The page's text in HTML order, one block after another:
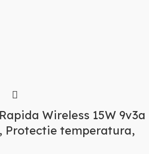
Wireless 15W 9v3a
Protectie temperatura,